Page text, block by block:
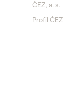
ČEZ, a. s.
Profil ČEZ